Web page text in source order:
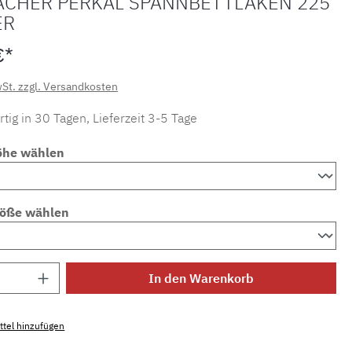
zzgl. Versandkosten
in 30 Tagen, Lieferzeit 3-5 Tage
wählen
wählen
Anzahl: Gib den gewünschten Wert ein
In den Warenkorb
hinzufügen